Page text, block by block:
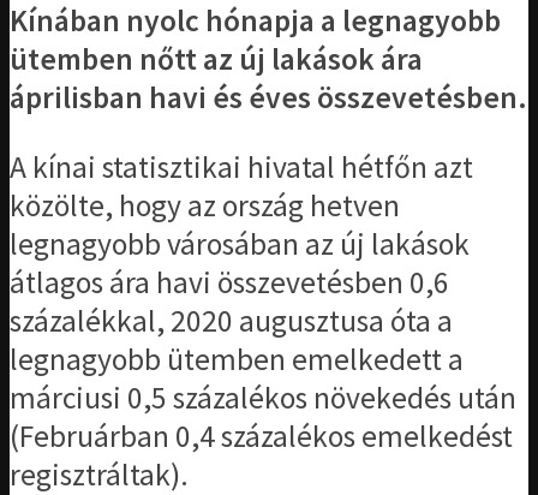
Kínában nyolc hónapja a legnagyobb
ütemben nőtt az új lakások ára
áprilisban havi és éves összevetésben.
A kínai statisztikai hivatal hétfőn azt
közölte, hogy az ország hetven
legnagyobb városában az új lakások
átlagos ára havi összevetésben 0,6
százalékkal, 2020 augusztusa óta a
legnagyobb ütemben emelkedett a
márciusi 0,5 százalékos növekedés után
(Februárban 0,4 százalékos emelkedést
regisztráltak).